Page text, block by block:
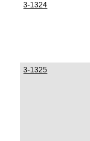
3-1324
3-1325